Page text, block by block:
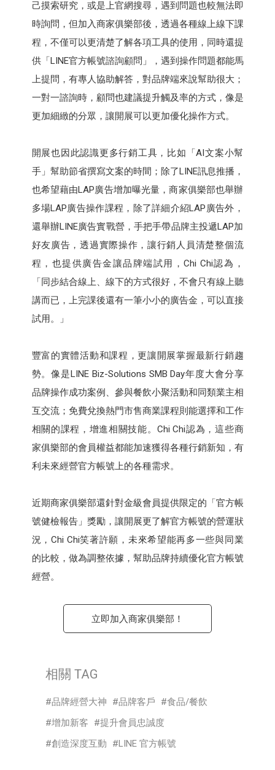
己摸索研究，或是上官網搜尋，遇到問題也較無法即
時詢問，但加入商家俱樂部後，透過各種線上線下課
程，不僅可以更清楚了解各項工具的使用，同時還提
供「LINE官方帳號諮詢顧問」，遇到操作問題都能馬
上提問，有專人協助解答，對品牌端來說幫助很大；
一對一諮詢時，顧問也建議提升觸及率的方式，像是
更加細緻的分眾，讓開展可以更加優化操作方式。
開展也因此認識更多行銷工具，比如「AI文案小幫
手」幫助節省撰寫文案的時間；除了LINE訊息推播，
也希望藉由LAP廣告增加曝光量，商家俱樂部也舉辦
多場LAP廣告操作課程，除了詳細介紹LAP廣告外，
還舉辦LINE廣告實戰營，手把手帶品牌主投遞LAP加
好友廣告，透過實際操作，讓行銷人員清楚整個流
程，也提供廣告金讓品牌端試用，Chi Chi認為，
「同步結合線上、線下的方式很好，不會只有線上聽
講而已，上完課後還有一筆小小的廣告金，可以直接
試用。」
豐富的實體活動和課程，更讓開展掌握最新行銷趨
勢。像是LINE Biz-Solutions SMB Day年度大會分享
品牌操作成功案例、參與餐飲小聚活動和同類業主相
互交流；免費兌換熱門市售商業課程則能選擇和工作
相關的課程，增進相關技能。Chi Chi認為，這些商
家俱樂部的會員權益都能加速獲得各種行銷新知，有
利未來經營官方帳號上的各種需求。
近期商家俱樂部還針對金級會員提供限定的「官方帳
號健檢報告」獎勵，讓開展更了解官方帳號的營運狀
況，Chi Chi笑著許願，未來希望能再多一些與同業
的比較，做為調整依據，幫助品牌持續優化官方帳號
經營。
立即加入商家俱樂部！
相關 TAG
品牌經營大神 品牌客戶
食品/餐飲
增加新客
提升會員忠誠度
創造深度互動
LINE 官方帳號